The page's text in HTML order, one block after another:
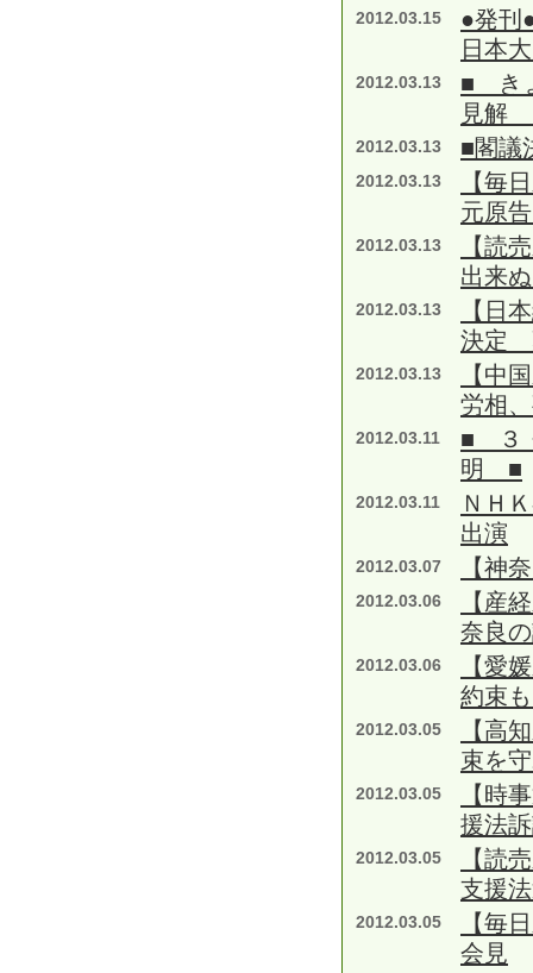
2012.03.15
●発刊
日本
2012.03.13
■ き
見解
2012.03.13 ■閣議
2012.03.13
【毎
元原
2012.03.13
【読
出来
2012.03.13
【日
決定
2012.03.13
【中
労相
2012.03.11
■ ３
明 ■
2012.03.11
ＮＨ
出演
2012.03.07 【神
2012.03.06
【産
奈良
2012.03.06
【愛
約束
2012.03.05
【高
束を
2012.03.05
【時
援法
2012.03.05
【読
支援
2012.03.05
【毎
会見